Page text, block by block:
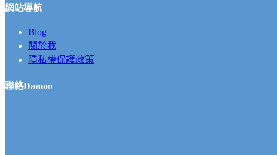
網站導航
Blog
關於我
隱私權保護政策
聯絡Damon